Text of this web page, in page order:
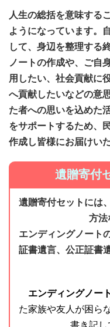
人生の総括を意味する
ようになっています。
して、身辺を整理する
ノートの作成や、ご自
用したい、社会貢献に
へ貢献したいなどの意
た者への思いを込めた
をサポートするため、
作成し皆様にお届けい
遺贈寄付
遺贈寄付セットには
方法
エンディングノート
証書遺言、公正証書
エンディングノート
た家族や友人が困ら
書き記し